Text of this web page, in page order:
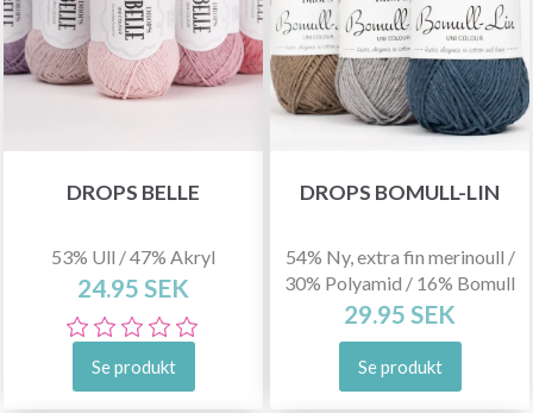
DROPS BELLE
53% Ull / 47% Akryl
24.95 SEK
Se produkt
DROPS BOMULL-LIN
54% Ny, extra fin merinoull /
30% Polyamid / 16% Bomull
29.95 SEK
Se produkt